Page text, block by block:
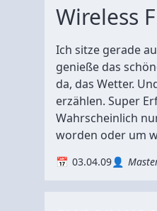
Wireless
Ich sitze gerade
genieße das
da, das Wetter.
erzählen. Super
Wahrscheinlich
worden oder um
03.04.09